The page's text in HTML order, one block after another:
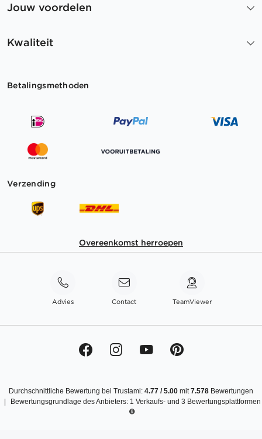
Jouw voordelen
Kwaliteit
Betalingsmethoden
Verzending
Overeenkomst herroepen
Advies Contact TeamViewer
Durchschnittliche Bewertung bei Trustami: 4.77 /5.00 mit7.578 Bewertungen
Bewertungsgrundlage des Anbieters: 1 Verkaufs- und 3 Bewertungsplattformen